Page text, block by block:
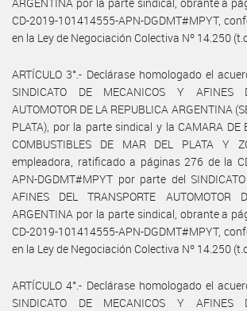
CD-2019-101414555-APN-DGDMT#MPYT,
en la Ley de Negociación Colectiva Nº 14.250
ARTÍCULO 3°.- Declárase homologado el
SINDICATO DE MECANICOS Y AFINES
AUTOMOTOR DE LA REPUBLICA ARGENTINA
PLATA), por la parte sindical y la CAMARA DE
COMBUSTIBLES DE MAR DEL PLATA Y
empleadora, ratificado a páginas 276 de la
APN-DGDMT#MPYT por parte del
AFINES DEL TRANSPORTE AUTOMOTOR
ARGENTINA por la parte sindical, obrante a
CD-2019-101414555-APN-DGDMT#MPYT,
en la Ley de Negociación Colectiva Nº 14.250
ARTÍCULO 4°.- Declárase homologado el
SINDICATO DE MECANICOS Y AFINES